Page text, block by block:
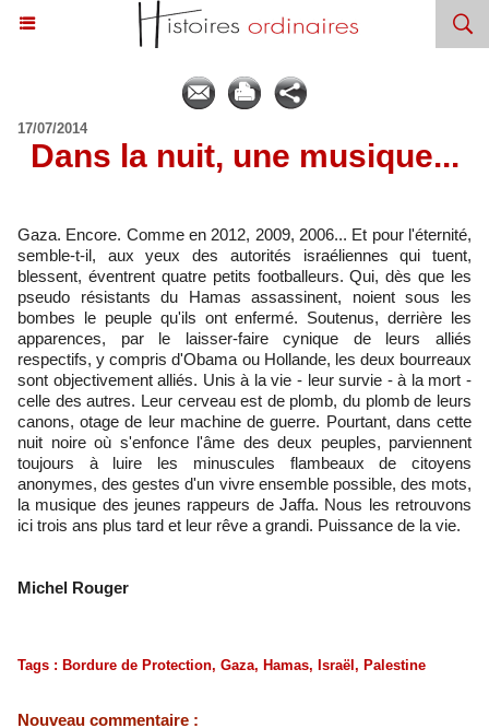
17/07/2014
Dans la nuit, une musique...
Gaza. Encore. Comme en 2012, 2009, 2006... Et pour l'éternité,
semble-t-il, aux yeux des autorités israéliennes qui tuent,
blessent, éventrent quatre petits footballeurs. Qui, dès que les
pseudo résistants du Hamas assassinent, noient sous les
bombes le peuple qu'ils ont enfermé. Soutenus, derrière les
apparences, par le laisser-faire cynique de leurs alliés
respectifs, y compris d'Obama ou Hollande, les deux bourreaux
sont objectivement alliés. Unis à la vie - leur survie - à la mort -
celle des autres. Leur cerveau est de plomb, du plomb de leurs
canons, otage de leur machine de guerre. Pourtant, dans cette
nuit noire où s'enfonce l'âme des deux peuples, parviennent
toujours à luire les minuscules flambeaux de citoyens
anonymes, des gestes d'un vivre ensemble possible, des mots,
la musique des jeunes rappeurs de Jaffa. Nous les retrouvons
ici trois ans plus tard et leur rêve a grandi. Puissance de la vie.
Michel Rouger
Tags : Bordure de Protection, Gaza, Hamas, Israël , Palestine
Nouveau commentaire :